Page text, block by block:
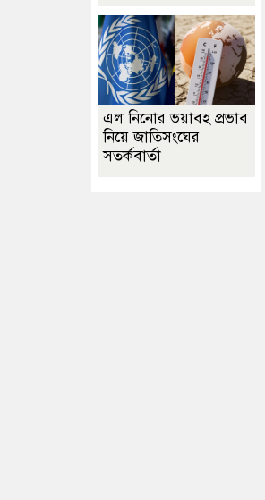
এল নিনোর ভয়াবহ প্রভাব
নিয়ে জাতিসংঘের
সতর্কবার্তা